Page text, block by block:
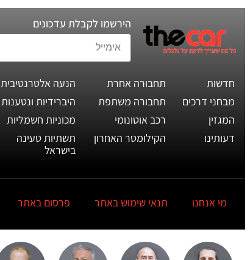
הירשמו לקבלת עדכונים
חדשות
מבחני דרכים
המגזין
דעותינו
תחבורה אחרת
תחבורה משתפת
רכב אוטונומי
הקילומטר האחרון
הנעה אלטרנטיבית
היברידיות ונטענות
מכוניות חשמליות
תשתיות טעינה
בישראל
מי אנחנו תנאי שימוש באתר פרסום באתר